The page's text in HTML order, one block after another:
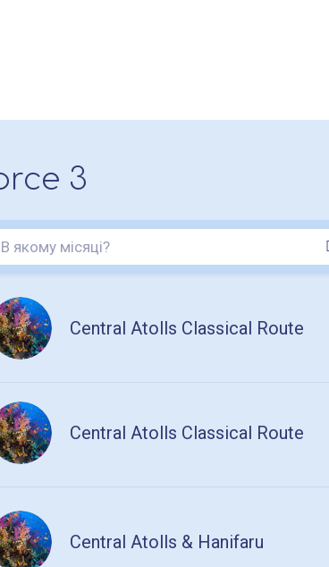
3
Central Atolls Classical Route
Central Atolls Classical Route
Central Atolls & Hanifaru